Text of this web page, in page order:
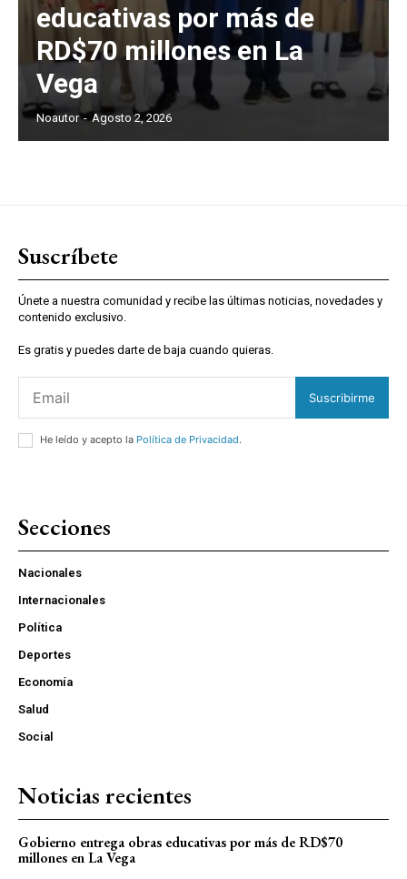
educativas por más de
RD$70 millones en La
Vega
Noautor - Agosto 2, 2026
Suscríbete
Únete a nuestra comunidad y recibe las últimas noticias, novedades y
contenido exclusivo.
Es gratis y puedes darte de baja cuando quieras.
Suscribirme
He leído y acepto la Política de Privacidad.
Secciones
Nacionales
Internacionales
Política
Deportes
Economía
Salud
Social
Noticias recientes
Gobierno entrega obras educativas por más de RD$70
millones en La Vega